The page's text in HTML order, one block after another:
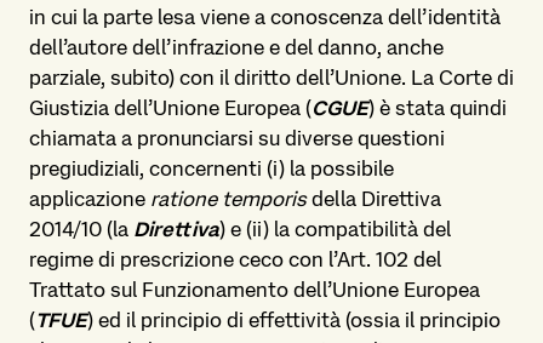
in cui la parte lesa viene a conoscenza dell’identità
dell’autore dell’infrazione e del danno, anche
parziale, subito) con il diritto dell’Unione. La Corte di
Giustizia dell’Unione Europea (CGUE) è stata quindi
chiamata a pronunciarsi su diverse questioni
pregiudiziali, concernenti (i) la possibile
applicazione ratione temporisdella Direttiva
2014/10 (la Direttiva) e (ii) la compatibilità del
regime di prescrizione ceco con l’Art. 102 del
Trattato sul Funzionamento dell’Unione Europea
(TFUE) ed il principio di effettività (ossia il principio